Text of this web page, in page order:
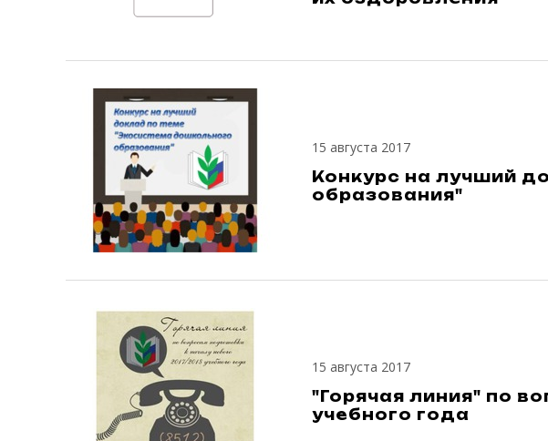
15 августа 2017
Конкурс на лучший
образования"
15 августа 2017
"Горячая линия" по
учебного года